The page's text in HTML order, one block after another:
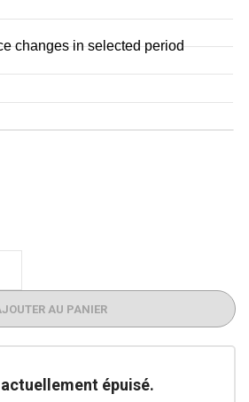
AU PANIER
épuisé.